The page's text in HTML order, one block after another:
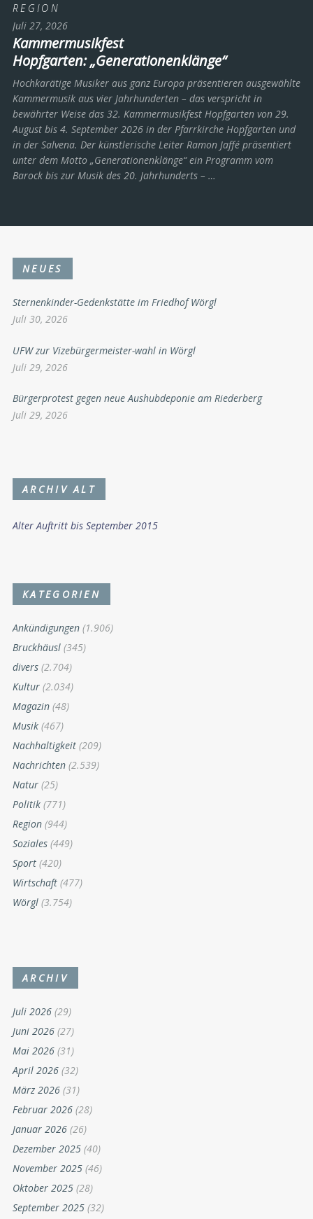
REGION
Juli 27, 2026
Kammermusikfest
Hopfgarten: „Generationenklänge“
Hochkarätige Musiker aus ganz Europa präsentieren ausgewählte
Kammermusik aus vier Jahrhunderten – das verspricht in
bewährter Weise das 32. Kammermusikfest Hopfgarten von 29.
August bis 4. September 2026 in der Pfarrkirche Hopfgarten und
in der Salvena. Der künstlerische Leiter Ramon Jaffé präsentiert
unter dem Motto „Generationenklänge“ ein Programm vom
Barock bis zur Musik des 20. Jahrhunderts ­– …
NEUES
Sternenkinder-Gedenkstätte im Friedhof Wörgl
Juli 30, 2026
UFW zur Vizebürgermeister-wahl in Wörgl
Juli 29, 2026
Bürgerprotest gegen neue Aushubdeponie am Riederberg
Juli 29, 2026
ARCHIV ALT
Alter Auftritt bis September 2015
KATEGORIEN
Ankündigungen (1.906)
Bruckhäusl (345)
divers (2.704)
Kultur (2.034)
Magazin (48)
Musik (467)
Nachhaltigkeit (209)
Nachrichten (2.539)
Natur (25)
Politik (771)
Region (944)
Soziales (449)
Sport (420)
Wirtschaft (477)
Wörgl (3.754)
ARCHIV
Juli 2026 (29)
Juni 2026 (27)
Mai 2026 (31)
April 2026 (32)
März 2026 (31)
Februar 2026 (28)
Januar 2026 (26)
Dezember 2025 (40)
November 2025 (46)
Oktober 2025 (28)
September 2025 (32)